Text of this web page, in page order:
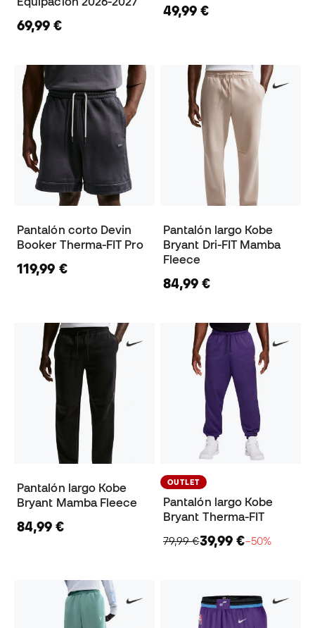
69,99 €
49,99 €
Pantalón corto Devin
Booker Therma-FIT Pro
119,99 €
Pantalón largo Kobe
Bryant Dri-FIT Mamba
Fleece
84,99 €
Pantalón largo Kobe
Bryant Mamba Fleece
84,99 €
OUTLET
Pantalón largo Kobe
Bryant Therma-FIT
79,99 €39,99 €−50%